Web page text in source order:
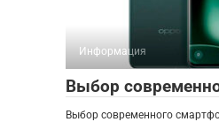
Информация
Выбор
Выбор современного